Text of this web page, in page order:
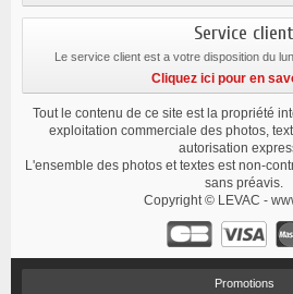
Service client
Le service client est a votre disposition du
Cliquez ici pour en
Tout le contenu de ce site est la propriété
exploitation commerciale des photos,
autorisation
L'ensemble des photos et textes est non-
sans préavis.
Copyright © LEVAC -
Promotions